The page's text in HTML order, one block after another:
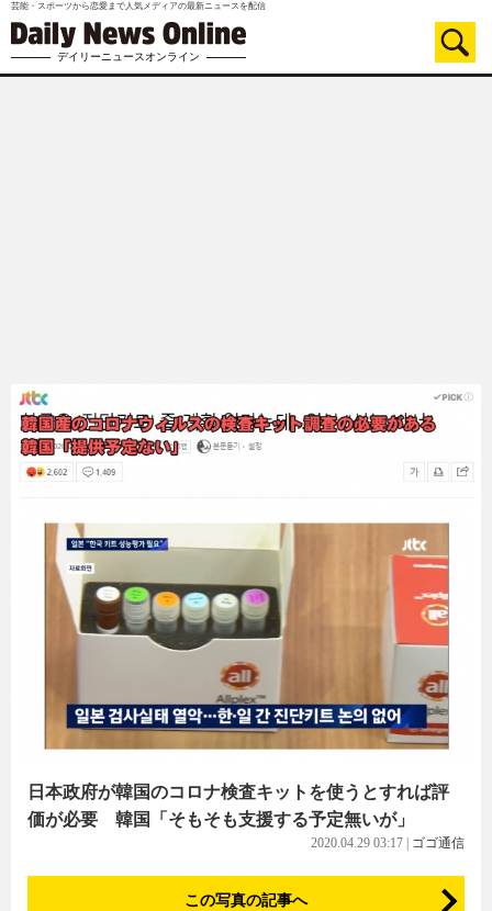
芸能・スポーツから恋愛まで人気メディアの最新ニュースを配信
デイリーニュースオンライン
日本政府が韓国のコロナ検査キットを使うとすれば評
価が必要 韓国「そもそも支援する予定無いが」
2020.04.29 03:17 ゴゴ通信
この写真の記事へ